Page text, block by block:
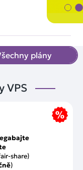
plány
VPS
share)
)